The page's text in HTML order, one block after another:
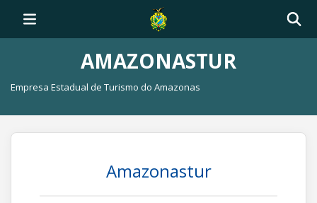
AMAZONASTUR
Empresa Estadual de Turismo do Amazonas
Amazonastur